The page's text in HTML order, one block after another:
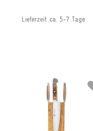
Lieferzeit ca. 5-7 Tage